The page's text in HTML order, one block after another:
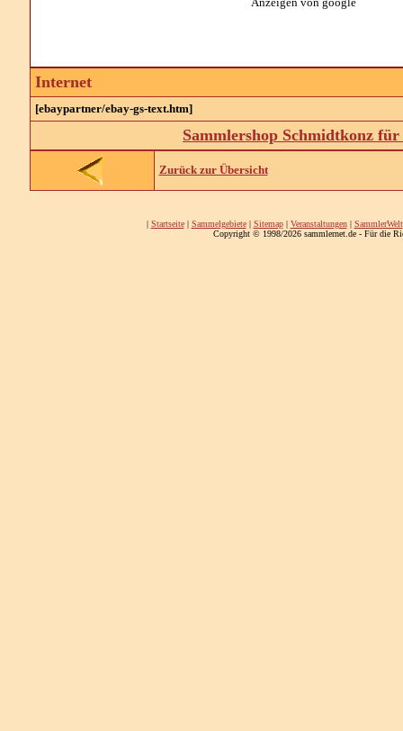
Internet
[ebaypartner/ebay-gs-text.htm]
Sammlershop Schmidtkonz
Zurück zur Übersicht
| Startseite| Sammelgebiete| Sitemap| Veranstaltungen| SammlerWelt
Copyright © 1998/2026 sammlernet.de - Für die